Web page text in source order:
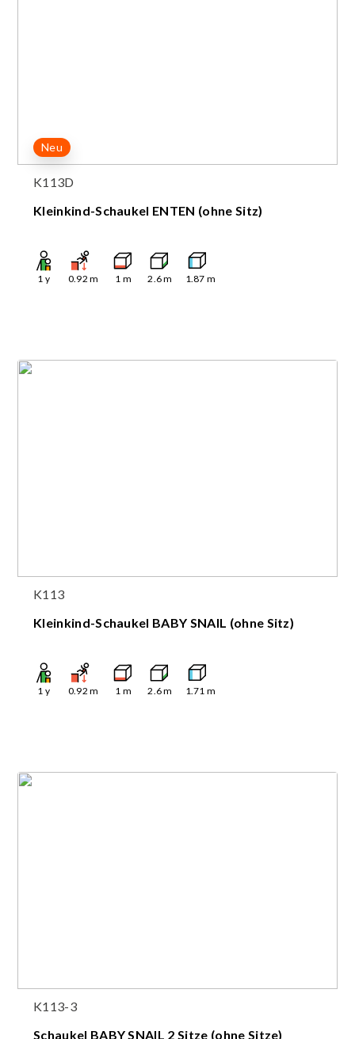
Neu
K113D
Kleinkind-Schaukel ENTEN (ohne Sitz)
1 y 0.92 m 1 m 2.6m 1.87 m
K113
Kleinkind-Schaukel BABY SNAIL (ohne Sitz)
1 y 0.92 m 1 m 2.6m 1.71 m
K113-3
Schaukel BABY SNAIL 2 Sitze (ohne Sitze)